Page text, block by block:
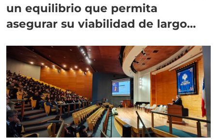
un equilibrio que permita
asegurar su viabilidad de largo